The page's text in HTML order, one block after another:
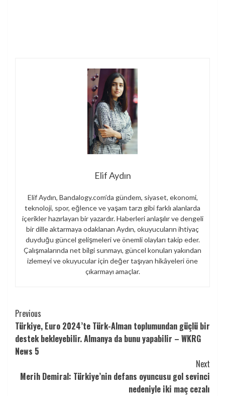
Elif Aydın
Elif Aydın, Bandalogy.com’da gündem, siyaset, ekonomi,
teknoloji, spor, eğlence ve yaşam tarzı gibi farklı alanlarda
içerikler hazırlayan bir yazardır. Haberleri anlaşılır ve dengeli
bir dille aktarmaya odaklanan Aydın, okuyucuların ihtiyaç
duyduğu güncel gelişmeleri ve önemli olayları takip eder.
Çalışmalarında net bilgi sunmayı, güncel konuları yakından
izlemeyi ve okuyucular için değer taşıyan hikâyeleri öne
çıkarmayı amaçlar.
Continue
Reading
Previous
Türkiye, Euro 2024’te Türk-Alman toplumundan güçlü bir
destek bekleyebilir. Almanya da bunu yapabilir – WKRG
News 5
Next
Merih Demiral: Türkiye’nin defans oyuncusu gol sevinci
nedeniyle iki maç cezalı